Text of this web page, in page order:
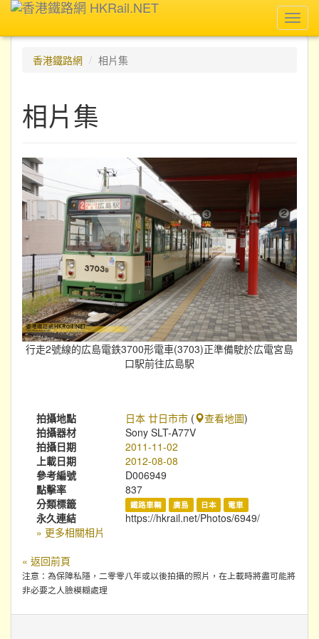
香港鐵路網
相片集
相片集
行走2號線的広島電鉄3700形電車(3703)正準備駛於広電宮島
口駅前往広島駅
拍攝地點 日本 廿日市市 ( 查看地圖)
拍攝器材
Sony SLT-A77V
拍攝日期
2011-11-02
上載日期
2012-08-08
參考編號
D006949
點擊率
837
分類標籤
鐵路車輛 廣島 日本 電車
永久連結
https://hkrail.net/Photos/6949/
» 更多相關相片
« 返回前頁
注意：為保障私隱，二零零八年或以後拍攝的照片，在上載時將盡可能將
非必要之人臉模糊處理